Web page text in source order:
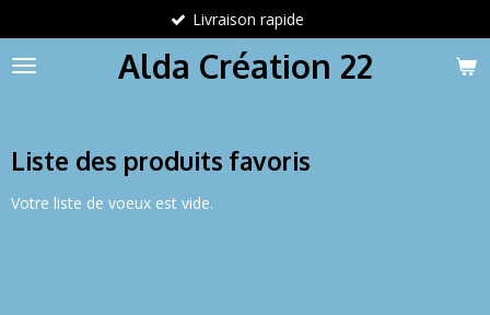
au
contenu
Alda Création 22
Livraison rapide
Liste des produits favoris
Votre liste de voeux est vide.